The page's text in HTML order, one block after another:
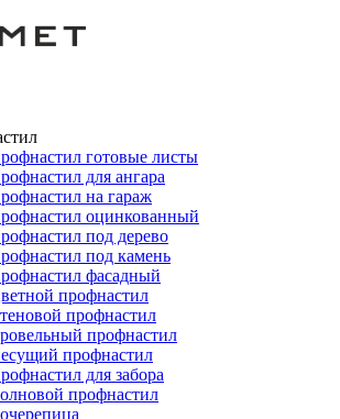
готовые листы
для ангара
на гараж
оцинкованный
под дерево
под камень
фасадный
профнастил
профнастил
профнастил
профнастил
для забора
профнастил